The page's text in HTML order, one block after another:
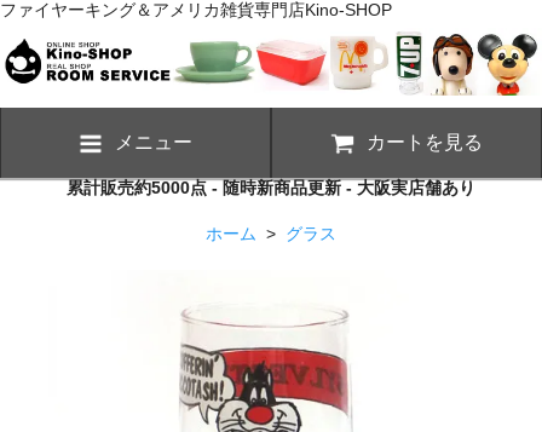
ファイヤーキング＆アメリカ雑貨専門店Kino-SHOP
メニュー カートを見る
累計販売約5000点 - 随時新商品更新 - 大阪実店舗あり
ホーム > グラス